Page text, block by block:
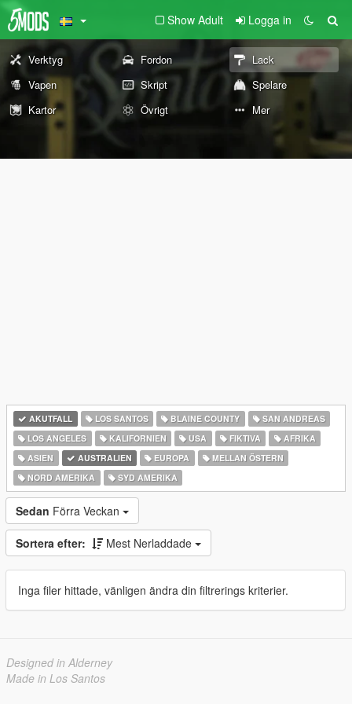
Show Adult Logga in
Verktyg Fordon
Lack
Vapen
Skript
Spelare
Kartor
Övrigt Mer
AKUTFALL LOS SANTOS BLAINE COUNTY
SAN ANDREAS
LOS ANGELES
KALIFORNIEN USA FIKTIVA
AFRIKA
ASIEN
AUSTRALIEN EUROPA
MELLAN ÖSTERN
NORD AMERIKA
SYD AMERIKA
Sedan Förra Veckan
Sortera efter: Mest Nerladdade
Inga filer hittade, vänligen ändra din filtrerings kriterier.
Designed in Alderney
Made in Los Santos